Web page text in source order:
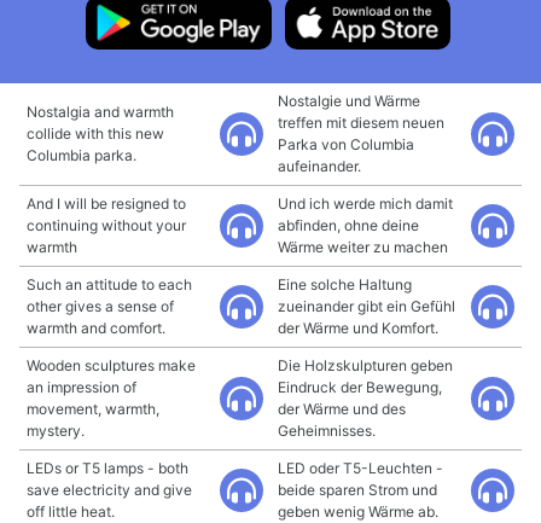
Nostalgia and warmth
collide with this new
Columbia parka.
Nostalgie und Wärme
treffen mit diesem neuen
Parka von Columbia
aufeinander.
And I will be resigned to
continuing without your
warmth
Und ich werde mich damit
abfinden, ohne deine
Wärme weiter zu machen
Such an attitude to each
other gives a sense of
warmth and comfort.
Eine solche Haltung
zueinander gibt ein Gefühl
der Wärme und Komfort.
Wooden sculptures make
an impression of
movement, warmth,
mystery.
Die Holzskulpturen geben
Eindruck der Bewegung,
der Wärme und des
Geheimnisses.
LEDs or T5 lamps - both
save electricity and give
off little heat.
LED oder T5-Leuchten -
beide sparen Strom und
geben wenig Wärme ab.